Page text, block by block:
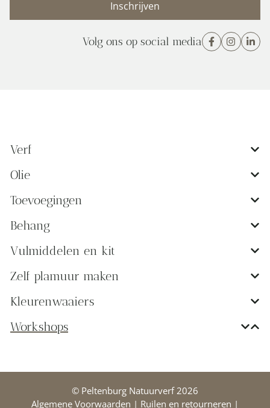
Volg ons op social media
Verf
Olie
Toevoegingen
Behang
Vulmiddelen en kit
Zelf plamuur maken
Kleurenwaaiers
Workshops
© Peltenburg Natuurverf 2026
Algemene Voorwaarden | Ruilen en retourneren |